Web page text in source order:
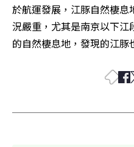
於航運發展，江豚自然棲
況嚴重，尤其是南京以下江
的自然棲息地，發現的江豚